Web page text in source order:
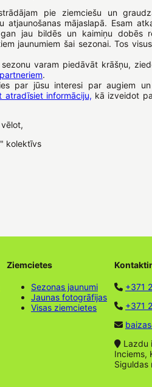
pie ziemciešu un
atjaunošanas mājaslapā. Esam
jau bildēs un kaimiņu dobēs
jaunumiem šai sezonai. Tos
varam piedāvāt krāšņu,
.
par jūsu interesi par augiem
atradīsiet informāciju, kā izveidot
kolektīvs
Ziemcietes
Sezonas jaunumi
Jaunas fotogrāfijas
Visas ziemcietes
+371
+371
Lazdu
Inciems,
Siguldas